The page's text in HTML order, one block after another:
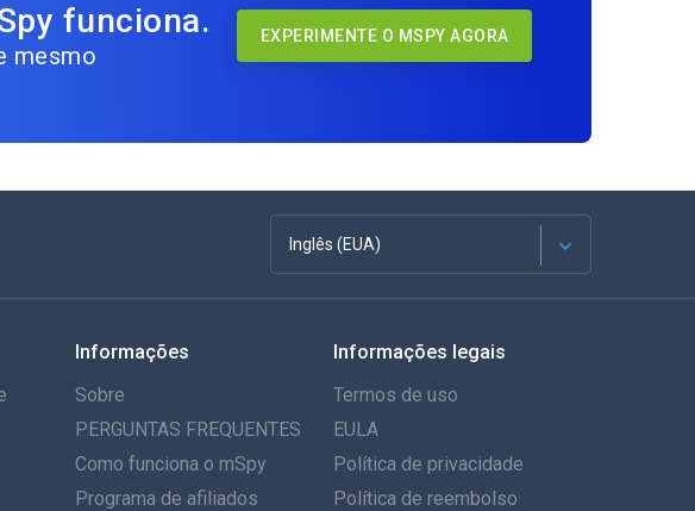
funciona.
mesmo
EXPERIMENTE O MSPY AGORA
Inglês (EUA)
Francês
Espanhol
Português
Informações
Sobre
PERGUNTAS FREQUENTES
Como funciona o mSpy
Programa de afiliados
Informações legais
Termos de uso
EULA
Política de privacidade
Política de reembolso